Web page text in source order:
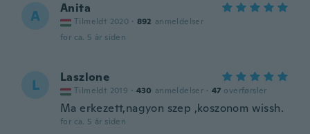
A Anita
Tilmeldt 2020 · 892 anmeldelser
for ca. 5 år siden
L Laszlone
Tilmeldt 2019 · 430 anmeldelser · 47 overførsler
Ma erkezett,nagyon szep ,koszonom wissh.
for ca. 5 år siden